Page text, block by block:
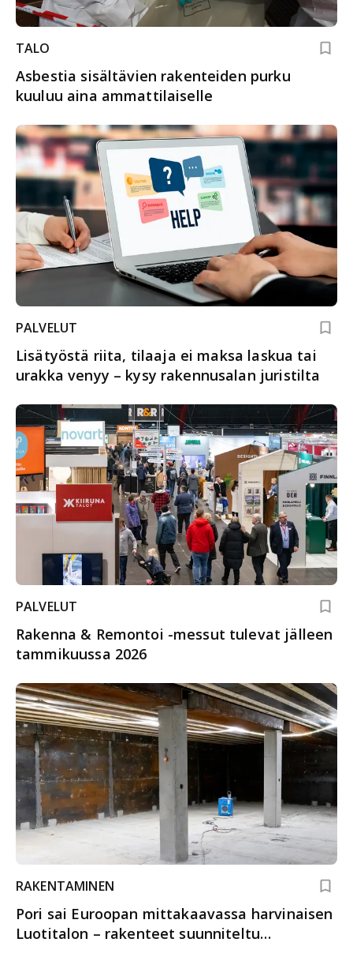
TALO
Asbestia sisältävien rakenteiden purku
kuuluu aina ammattilaiselle
PALVELUT
Lisätyöstä riita, tilaaja ei maksa laskua tai
urakka venyy – kysy rakennusalan juristilta
PALVELUT
Rakenna & Remontoi -messut tulevat jälleen
tammikuussa 2026
RAKENTAMINEN
Pori sai Euroopan mittakaavassa harvinaisen
Luotitalon – rakenteet suunniteltu